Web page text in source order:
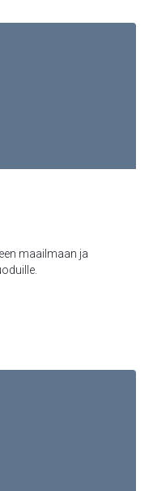
maailmaan ja